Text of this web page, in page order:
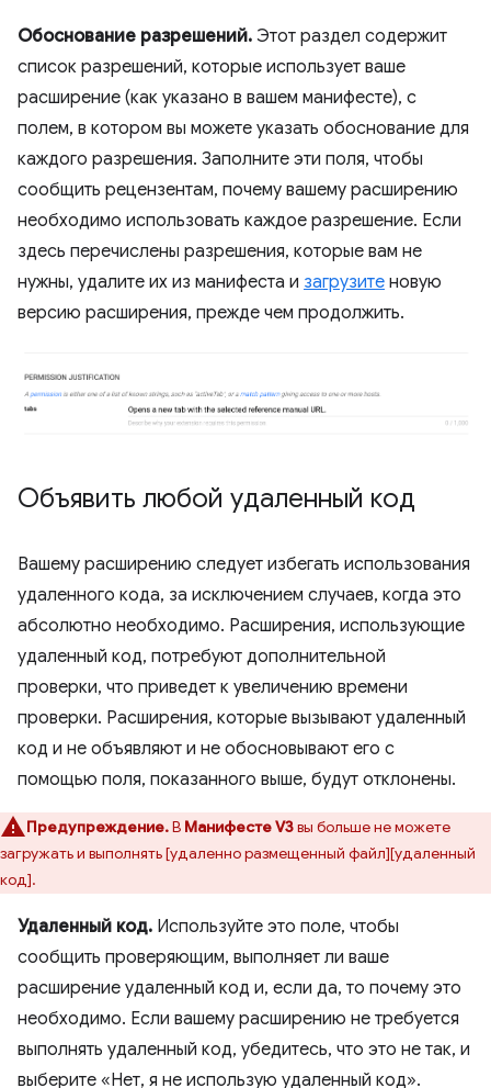
Обоснование разрешений. Этот раздел содержит
список разрешений, которые использует ваше
расширение (как указано в вашем манифесте), с
полем, в котором вы можете указать обоснование для
каждого разрешения. Заполните эти поля, чтобы
сообщить рецензентам, почему вашему расширению
необходимо использовать каждое разрешение. Если
здесь перечислены разрешения, которые вам не
нужны, удалите их из манифеста и загрузите новую
версию расширения, прежде чем продолжить.
Объявить любой удаленный код
Вашему расширению следует избегать использования
удаленного кода, за исключением случаев, когда это
абсолютно необходимо. Расширения, использующие
удаленный код, потребуют дополнительной
проверки, что приведет к увеличению времени
проверки. Расширения, которые вызывают удаленный
код и не объявляют и не обосновывают его с
помощью поля, показанного выше, будут отклонены.
Предупреждение.В Манифесте V3вы больше не можете
загружать и выполнять [удаленно размещенный файл][удаленный
код].
Удаленный код. Используйте это поле, чтобы
сообщить проверяющим, выполняет ли ваше
расширение удаленный код и, если да, то почему это
необходимо. Если вашему расширению не требуется
выполнять удаленный код, убедитесь, что это не так, и
выберите «Нет, я не использую удаленный код».